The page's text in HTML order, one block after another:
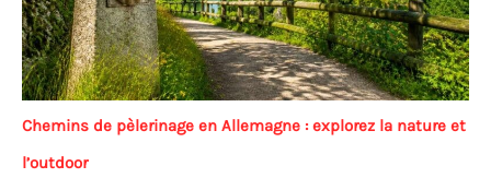
Chemins de pèlerinage en Allemagne : explorez la nature et
l’outdoor